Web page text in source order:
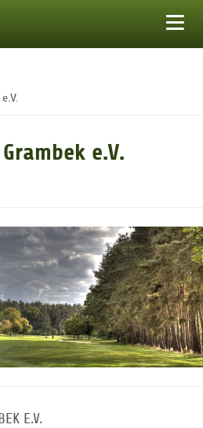
e.V.
E.V.